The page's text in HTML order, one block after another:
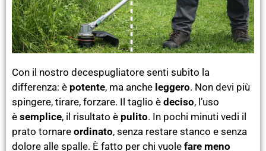
Con il nostro decespugliatore senti subito la
differenza: è potente, ma anche leggero. Non devi più
spingere, tirare, forzare. Il taglio è deciso, l’uso
è semplice, il risultato è pulito. In pochi minuti vedi il
prato tornare ordinato, senza restare stanco e senza
dolore alle spalle. È fatto per chi vuole fare meno